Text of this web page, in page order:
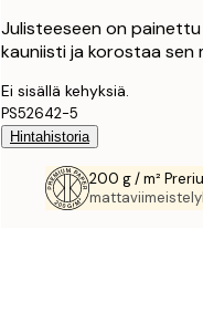
Julisteeseen on
kauniisti ja korostaa sen
Ei sisällä kehyksiä.
PS52642-5
Hintahistoria
200 g / m²